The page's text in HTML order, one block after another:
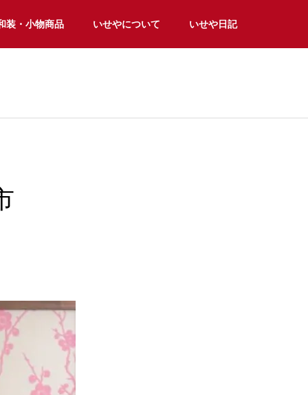
装・小物商品 いせやについて いせや日記